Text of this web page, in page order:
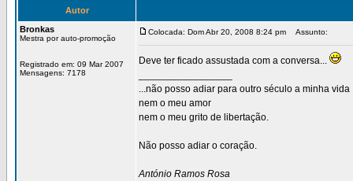
Autor
Bronkas
Mestra por auto-promoção
Registrado em: 09 Mar 2007
Mensagens: 7178
Colocada: Dom Abr 20, 2008 8:24 pm Assunto:
Deve ter ficado assustada com a conversa...
...não posso adiar para outro século a minha vida
nem o meu amor
nem o meu grito de libertação.
Não posso adiar o coração.
António Ramos Rosa